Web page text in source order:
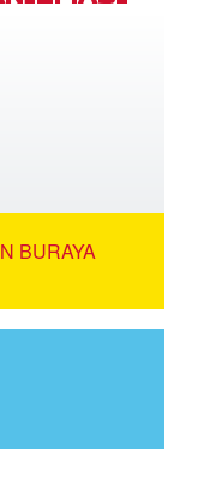
BURAYA